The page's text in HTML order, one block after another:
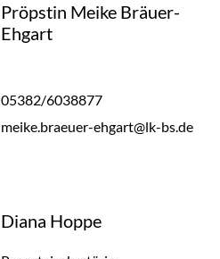
Pröpstin Meike Bräuer-
Ehgart
05382/6038877
meike.braeuer-ehgart@lk-bs.de
Diana Hoppe